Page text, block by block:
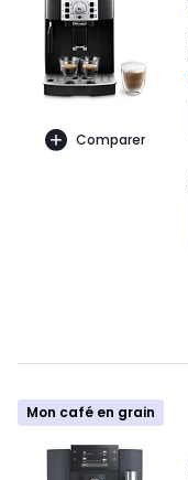
Comparer
Mon café en grain